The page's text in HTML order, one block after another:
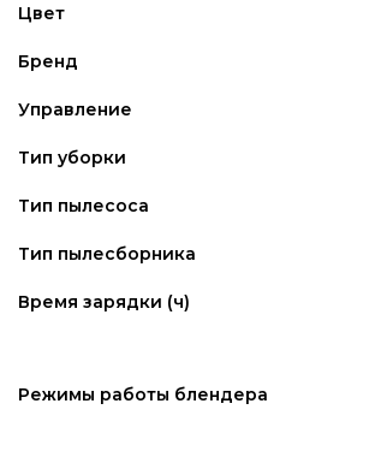
Цвет
Бренд
Управление
Тип уборки
Тип пылесоса
Тип пылесборника
Время зарядки (ч)
Режимы работы блендера